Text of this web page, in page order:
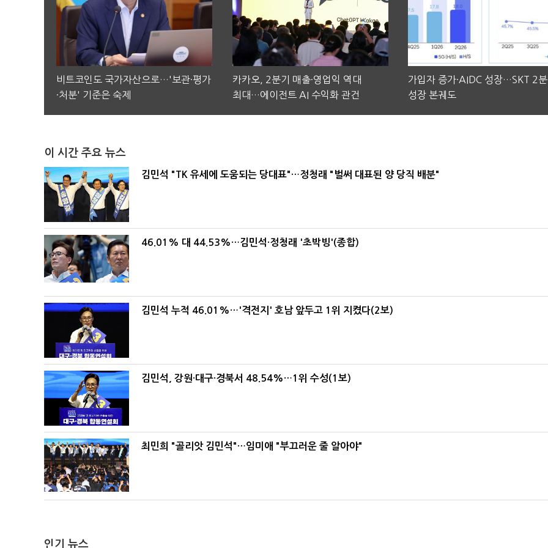
비트코인도 국가자산으로…'보관·평가
·처분' 기준은 숙제
카카오, 2분기 매출·영업익 역대
최대…에이전트 AI 수익화 관건
가입자 증가·AIDC 성장…SKT 2
성장 본궤도
이 시간 주요 뉴스
김민석 "TK 유세에 도움되는 당대표"…정청래 "벌써 대표된 양 당직 배분"
46.01% 대 44.53%…김민석·정청래 '초박빙'(종합)
김민석 누적 46.01%…'격전지' 호남 앞두고 1위 지켰다(2보)
김민석, 강원·대구·경북서 48.54%…1위 수성(1보)
최민희 "골리앗 김민석"…임미애 "부끄러운 줄 알아야"
인기 뉴스